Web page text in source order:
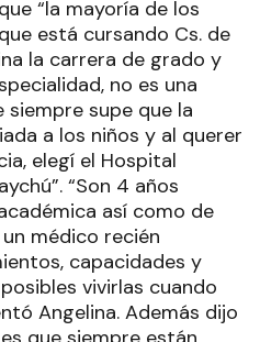
“la mayoría de los
está cursando Cs. de
la carrera de grado y
no es una
supe que la
a los niños y al querer
elegí el Hospital
“Son 4 años
así como de
médico recién
capacidades y
vivirlas cuando
Angelina. Además dijo